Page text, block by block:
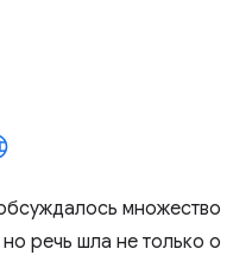
множество
речь шла не только о